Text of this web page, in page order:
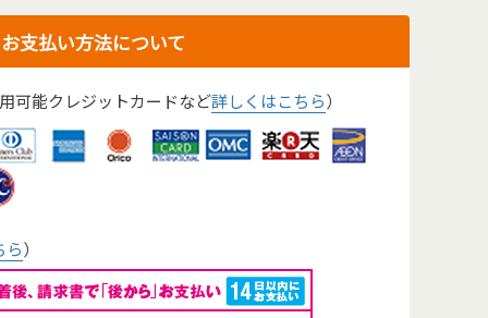
お支払い方法について
可能クレジットカードなど詳しくはこちら）
ら）